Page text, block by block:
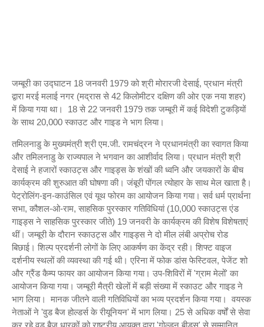
जम्बूरी का उद्घाटन 18 जनवरी 1979 को श्री मोरारजी देसाई, प्रधान मंत्री
द्वारा मरई मलाई नगर (मद्रास से 42 किलोमीटर दक्षिण की ओर एक नया शहर)
में किया गया था। 18 से 22 जनवरी 1979 तक जम्बूरी में कई विदेशी टुकड़ियों
के साथ 20,000 स्काउट और गाइड ने भाग लिया।
तमिलनाडु के मुख्यमंत्री श्री एम.जी. रामचंद्रन ने प्रधानमंत्री का स्वागत किया
और तमिलनाडु के राज्यपाल ने भगवान का आशीर्वाद लिया। प्रधान मंत्री श्री
देसाई ने हजारों स्काउट्स और गाइड्स के शंखों की ध्वनि और जयकारों के बीच
कार्यक्रम की शुरुआत की घोषणा की। जंबूरी पोंगल त्योहार के साथ मेल खाता है।
पेट्रोलिंग-इन-काउंसिल एवं यूथ फोरम का आयोजन किया गया। सर्व धर्म प्रार्थना
सभा, कौशल-ओ-राम, साहसिक पुरस्कार गतिविधियां (10,000 स्काउट्स एंड
गाइड्स ने साहसिक पुरस्कार जीते) 19 जनवरी के कार्यक्रम की विशेष विशेषताएं
थीं। जम्बूरी के दौरान स्काउट्स और गाइड्स ने दो मील लंबी अप्रोच रोड
बिछाई। शिल्प प्रदर्शनी लोगों के लिए आकर्षण का केंद्र रही। शिफ्ट वाइज
दर्शनीय स्थलों की व्यवस्था की गई थी। एरिना में फोक डांस फेस्टिवल, पेजेंट शो
और ग्रैंड कैम्प फायर का आयोजन किया गया। उप-शिविरों में 'ग्राम मेलों' का
आयोजन किया गया। जम्बूरी मैत्री खेलों में बड़ी संख्या में स्काउट और गाइड ने
भाग लिया। मानक जीतने वाली गतिविधियों का भव्य प्रदर्शन किया गया। वयस्क
नेताओं ने 'वुड बैज होल्डर्स के रीयूनियन' में भाग लिया। 25 से अधिक वर्षों से सेवा
कर रहे वुड बैज धारकों को राष्ट्रीय आयुक्त द्वारा 'गोल्डन बीड्स' से सम्मानित